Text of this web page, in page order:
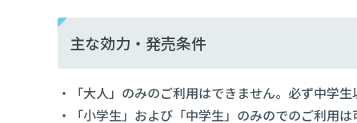
主な効力・発売条件
・「大人」のみのご利用はできません。必ず中学
・「小学生」および「中学生」のみのでのご利用は